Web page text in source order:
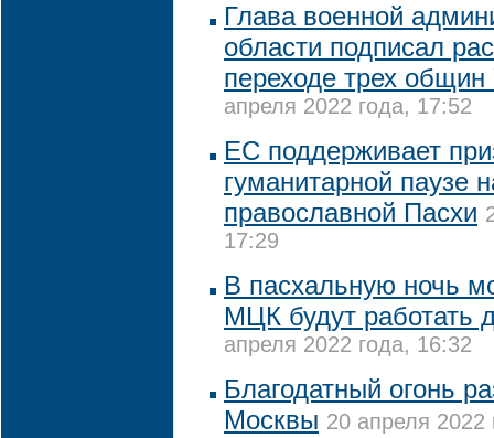
Глава военной
области подписал
переходе трех
апреля 2022 года, 17:52
ЕС поддерживает
гуманитарной паузе
православной Пасхи
17:29
В пасхальную ночь
МЦК будут работать
апреля 2022 года, 16:32
Благодатный огонь
Москвы 20 апреля 2022